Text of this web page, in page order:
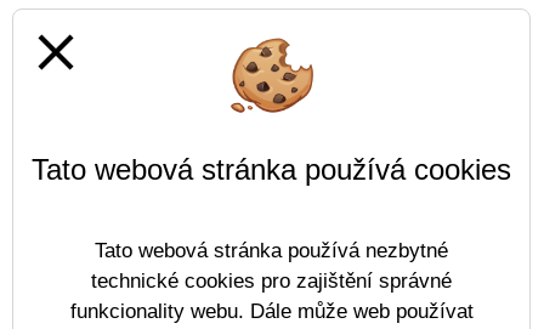
close
Tato webová stránka používá cookies
Tato webová stránka používá nezbytné
technické cookies pro zajištění správné
funkcionality webu. Dále může web používat